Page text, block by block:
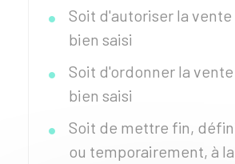
Soit d'autoriser la
bien saisi
Soit d'ordonner la
bien saisi
Soit de mettre fin,
ou temporairement, à